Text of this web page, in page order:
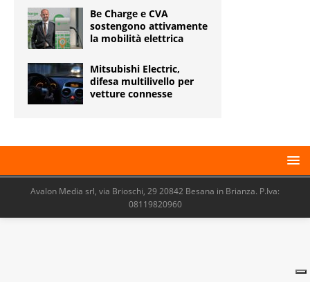
Be Charge e CVA
sostengono attivamente
la mobilità elettrica
Mitsubishi Electric,
difesa multilivello per
vetture connesse
Avalon Media srl, via Brioschi, 29 20842 Besana in Brianza. P.Iva:
08119820960